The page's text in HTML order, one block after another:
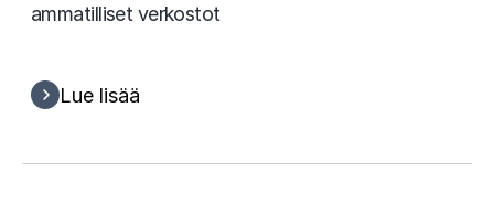
ammatilliset verkostot
Lue lisää